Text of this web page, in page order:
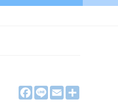
F
a
L
E
m